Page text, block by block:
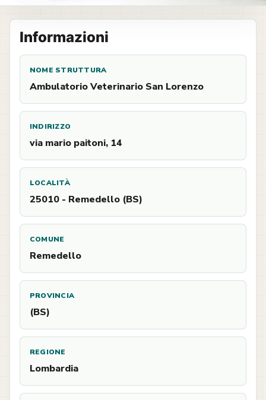
Informazioni
NOME STRUTTURA
Ambulatorio Veterinario San Lorenzo
INDIRIZZO
via mario paitoni, 14
LOCALITÀ
25010 - Remedello (BS)
COMUNE
Remedello
PROVINCIA
(BS)
REGIONE
Lombardia